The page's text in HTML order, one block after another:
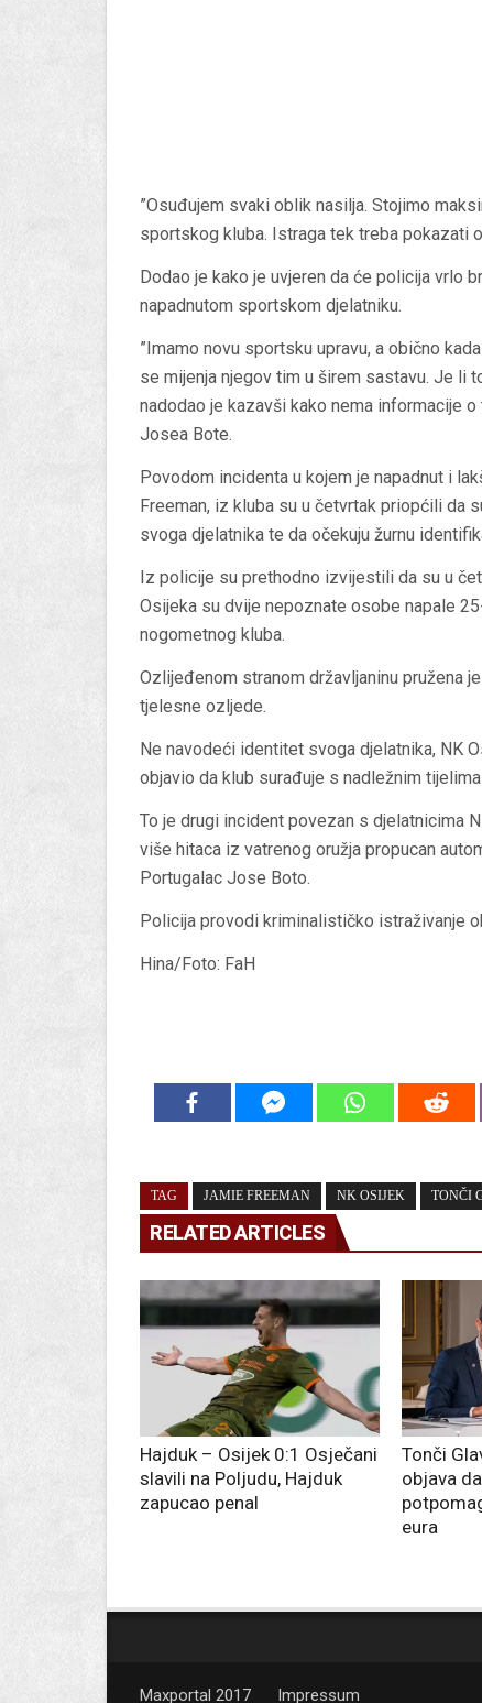
”Osuđujem svaki oblik nasilja. Stojimo
sportskog kluba. Istraga tek treba pokazati
Dodao je kako je uvjeren da će policija vrlo
napadnutom sportskom djelatniku.
”Imamo novu sportsku upravu, a obično
se mijenja njegov tim u širem sastavu. Je li
nadodao je kazavši kako nema informacije
Josea Bote.
Povodom incidenta u kojem je napadnut i
Freeman, iz kluba su u četvrtak priopćili
svoga djelatnika te da očekuju žurnu
Iz policije su prethodno izvijestili da su u
Osijeka su dvije nepoznate osobe napale
nogometnog kluba.
Ozlijeđenom stranom državljaninu pružena
tjelesne ozljede.
Ne navodeći identitet svoga djelatnika, NK
objavio da klub surađuje s nadležnim
To je drugi incident povezan s djelatnicima
više hitaca iz vatrenog oružja propucan
Portugalac Jose Boto.
Policija provodi kriminalističko istraživanje
Hina/Foto: FaH
TAG JAMIE FREEMAN NK OSIJEK TONČI
RELATED ARTICLES
Hajduk – Osijek 0:1 Osječani
slavili na Poljudu, Hajduk
zapucao penal
Tonči
objava
eura
Maxportal 2017 Impressum